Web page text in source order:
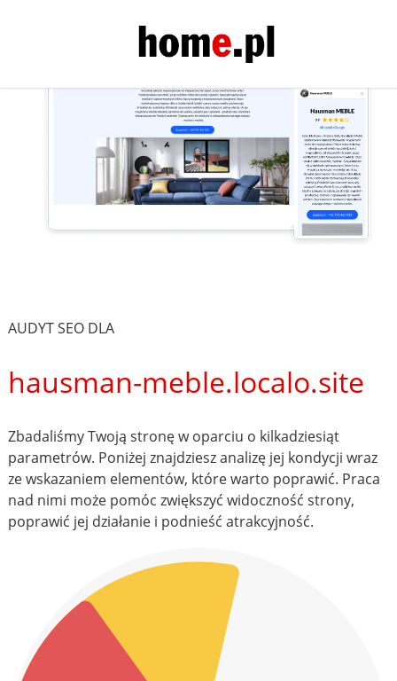
AUDYT SEO DLA
hausman-meble.localo.site
Zbadaliśmy Twoją stronę w oparciu o kilkadziesiąt
parametrów. Poniżej znajdziesz analizę jej kondycji wraz
ze wskazaniem elementów, które warto poprawić. Praca
nad nimi może pomóc zwiększyć widoczność strony,
poprawić jej działanie i podnieść atrakcyjność.